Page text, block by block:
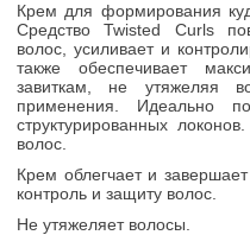
Крем для формирования
Средство Twisted Curls
волос, усиливает и
также обеспечивает
завиткам, не утяжеляя
применения. Идеально
структурированных
волос.
Крем облегчает и
контроль и защиту волос.
Не утяжеляет волосы.